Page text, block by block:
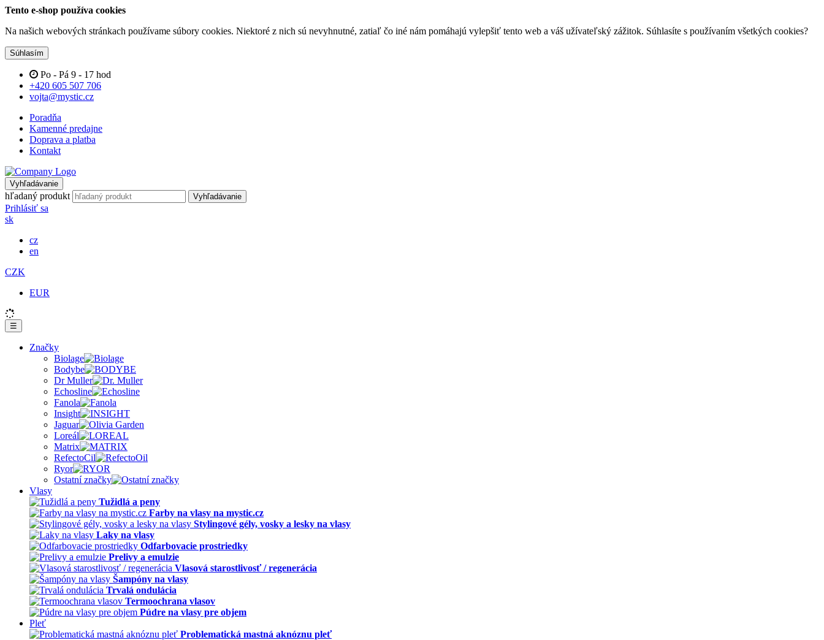
Tento e-shop používa cookies
Na našich webových stránkach používame súbory cookies. Niektoré z nich sú nevyhnutné, zatiaľ čo iné nám pomáhajú vylepšiť tento web a váš užívateľský zážitok. Súhlasíte s používaním všetkých cookies?
Súhlasím
Po - Pá 9 - 17 hod
+420 605 507 706
vojta@mystic.cz
Poradňa
Kamenné predajne
Doprava a platba
Kontakt
Vyhľadávanie
hľadaný produkt Vyhľadávanie
Prihlásiť sa
sk
cz
en
CZK
EUR
☰
Značky
Biolage
Bodybe
Dr Muller
Echosline
Fanola
Insight
Jaguar
Loreál
Matrix
RefectoCil
Ryor
Ostatní značky
Vlasy
Tužidlá a peny
Farby na vlasy na mystic.cz
Stylingové gély, vosky a lesky na vlasy
Laky na vlasy
Odfarbovacie prostriedky
Prelivy a emulzie
Vlasová starostlivosť / regenerácia
Šampóny na vlasy
Trvalá ondulácia
Termoochrana vlasov
Púdre na vlasy pre objem
Pleť
Problematická mastná aknóznu pleť